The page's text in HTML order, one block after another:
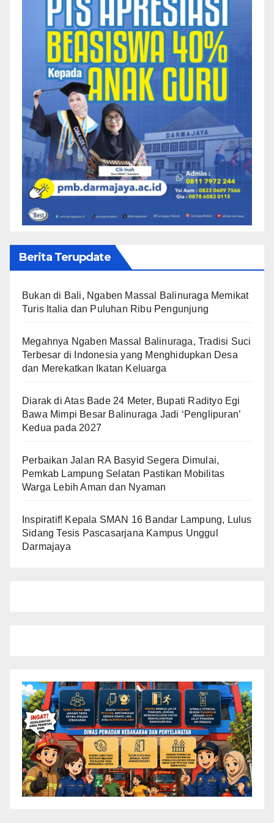
Berita Terupdate
Bukan di Bali, Ngaben Massal Balinuraga Memikat
Turis Italia dan Puluhan Ribu Pengunjung
Megahnya Ngaben Massal Balinuraga, Tradisi Suci
Terbesar di Indonesia yang Menghidupkan Desa
dan Merekatkan Ikatan Keluarga
Diarak di Atas Bade 24 Meter, Bupati Radityo Egi
Bawa Mimpi Besar Balinuraga Jadi ‘Penglipuran’
Kedua pada 2027
Perbaikan Jalan RA Basyid Segera Dimulai,
Pemkab Lampung Selatan Pastikan Mobilitas
Warga Lebih Aman dan Nyaman
Inspiratif! Kepala SMAN 16 Bandar Lampung, Lulus
Sidang Tesis Pascasarjana Kampus Unggul
Darmajaya